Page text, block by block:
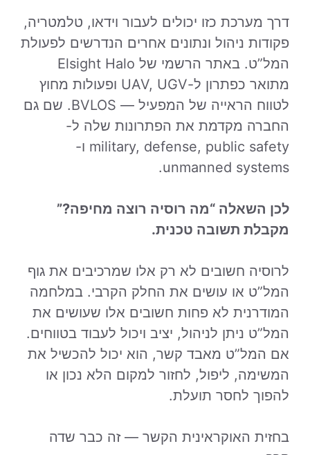
דרך מערכת כזו יכולים לעבור וידאו, טלמטריה,
פקודות ניהול ונתונים אחרים הנדרשים לפעולת
המל”ט. באתר הרשמי של Elsight Halo
מתואר כפתרון ל-UAV, UGV ופעולות מחוץ
לטווח הראייה של המפעיל — BVLOS. שם גם
החברה מקדמת את הפתרונות שלה ל-
military, defense, public safety ו-
unmanned systems.
לכן השאלה “מה רוסיה רוצה מחיפה?”
מקבלת תשובה טכנית.
לרוסיה חשובים לא רק אלו שמרכיבים את גוף
המל”ט או עושים את החלק הקרבי. במלחמה
המודרנית לא פחות חשובים אלו שעושים את
המל”ט ניתן לניהול, יציב ויכול לעבוד בטווחים.
אם המל”ט מאבד קשר, הוא יכול להכשיל את
המשימה, ליפול, לחזור למקום הלא נכון או
להפוך לחסר תועלת.
בחזית האוקראינית הקשר — זה כבר שדה